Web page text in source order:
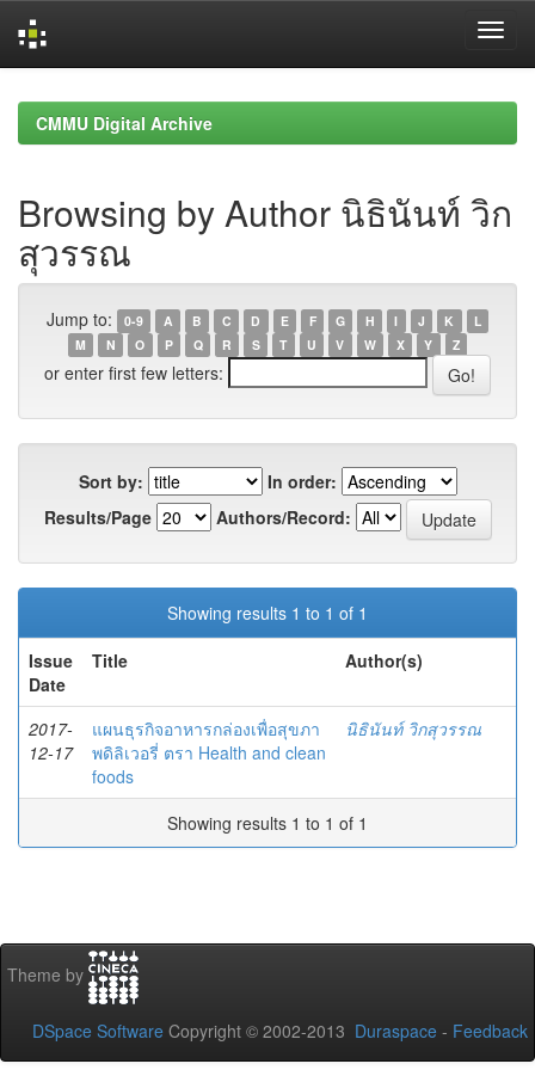
navigationCMMU Digital Archive
Browsing by Author นิธินันท์ วิก
สุวรรณ
Jump to: 0-9 A B C D E F G H I J K
L
M
N O P Q R S T U V W X Y Z
or enter first few letters:
Sort by:
In order:
Results/Page
Authors/Record:
Showing results 1 to 1 of 1
Issue
Date
Title Author(s)
2017-
12-17
แผนธุรกิจอาหารกล่องเพื่อสุขภา
พดิลิเวอรี่ ตรา Health and clean
foods
นิธินันท์ วิกสุวรรณ
Showing results 1 to 1 of 1
Theme by
DSpace Software Copyright © 2002-2013 Duraspace - Feedback